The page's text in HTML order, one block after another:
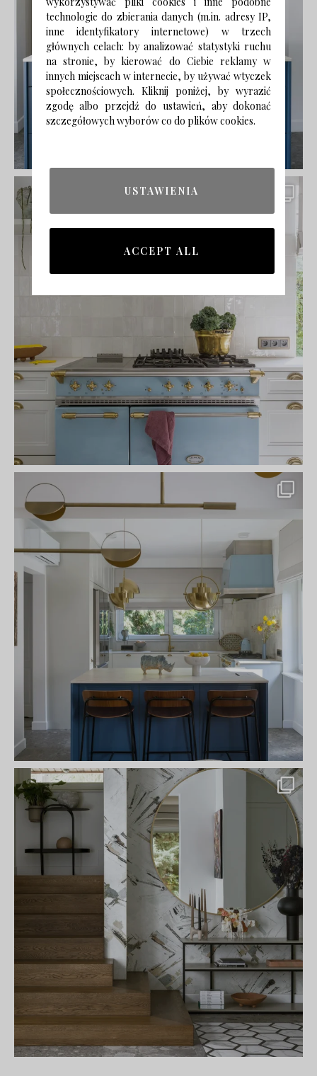
technologie do zbierania danych (m.in. adresy IP,
inne identyfikatory internetowe) w trzech
głównych celach: by analizować statystyki ruchu
na stronie, by kierować do Ciebie reklamy w
innych miejscach w internecie, by używać wtyczek
społecznościowych. Kliknij poniżej, by wyrazić
zgodę albo przejdź do ustawień, aby dokonać
szczegółowych wyborów co do plików cookies.
USTAWIENIA
ACCEPT ALL